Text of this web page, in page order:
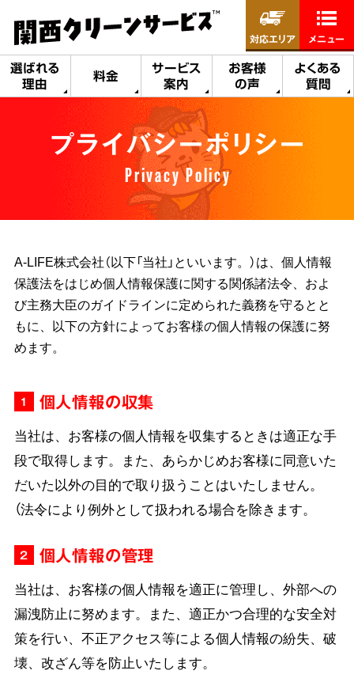
選ばれる
理由
料金
サービス
案内
お客様
の声
よくある
質問
対応エリア メニュー
プライバシーポリシー
Privacy Policy
A-LIFE株式会社（以下「当社」といいます。）は、個人情報
保護法をはじめ個人情報保護に関する関係諸法令、およ
び主務大臣のガイドラインに定められた義務を守るとと
もに、以下の方針によってお客様の個人情報の保護に努
めます。
1 個人情報の収集
当社は、お客様の個人情報を収集するときは適正な手
段で取得します。また、あらかじめお客様に同意いた
だいた以外の目的で取り扱うことはいたしません。
（法令により例外として扱われる場合を除きます。
2 個人情報の管理
当社は、お客様の個人情報を適正に管理し、外部への
漏洩防止に努めます。また、適正かつ合理的な安全対
策を行い、不正アクセス等による個人情報の紛失、破
壊、改ざん等を防止いたします。